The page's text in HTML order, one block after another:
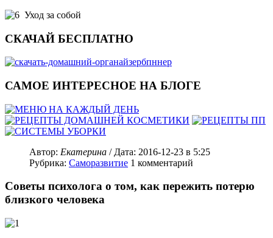
Уход за собой
СКАЧАЙ БЕСПЛАТНО
САМОЕ ИНТЕРЕСНОЕ НА БЛОГЕ
Автор: Екатерина / Дата: 2016-12-23 в 5:25
Рубрика: Саморазвитие 1 комментарий
Советы психолога о том, как пережить потерю
близкого человека